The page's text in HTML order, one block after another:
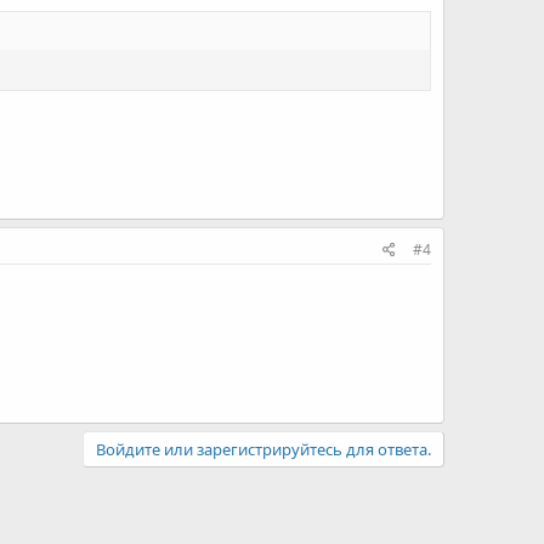
#4
Войдите или зарегистрируйтесь для ответа.